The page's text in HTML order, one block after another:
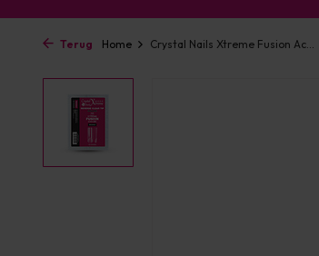
Terug Home Crystal Nails Xtreme Fusion Ac...